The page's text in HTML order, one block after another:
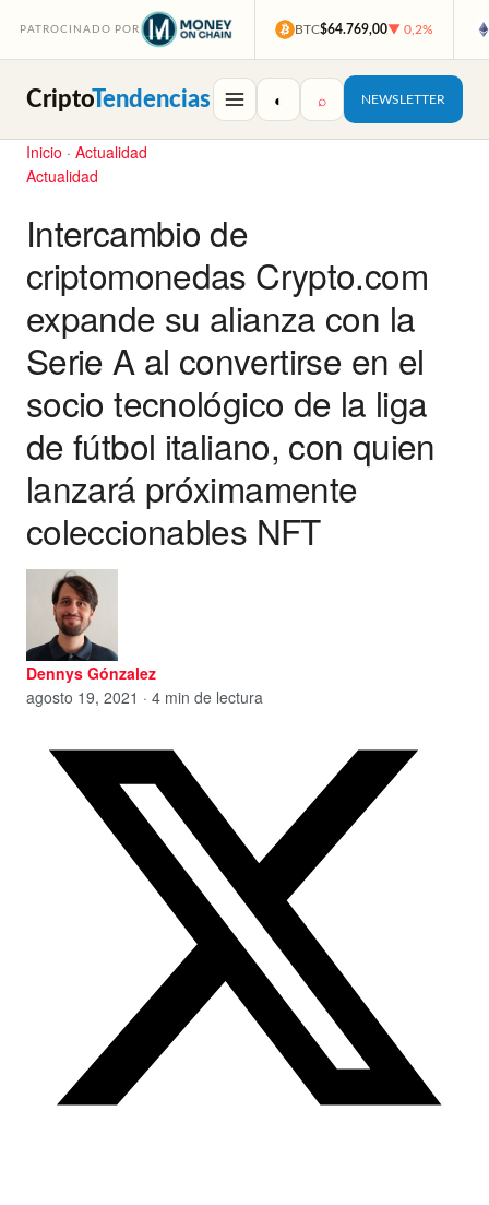
PATROCINADO POR BTC$64.769,00▼ 0,2%
CriptoTendencias ◐ ⌕ NEWSLETTER
Inicio · Actualidad
Actualidad
Intercambio de
criptomonedas Crypto.com
expande su alianza con la
Serie A al convertirse en el
socio tecnológico de la liga
de fútbol italiano, con quien
lanzará próximamente
coleccionables NFT
Dennys Gónzalez
agosto 19, 2021 · 4 min de lectura